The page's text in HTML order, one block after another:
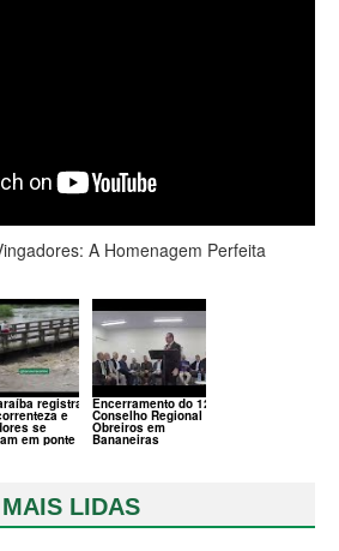
A Homenagem Perfeita
registra
e
se
em ponte
Encerramento do 120º
Conselho Regional de
Obreiros em
Bananeiras
MAIS LIDAS